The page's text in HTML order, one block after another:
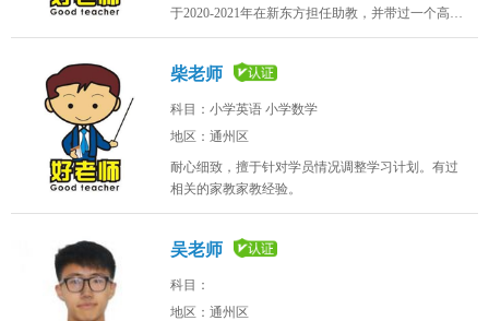
于2020-2021年在新东方担任助教，并带过一个高三
学生，受到家长好评
柴老师
科目：小学英语 小学数学
地区：通州区
耐心细致，擅于针对学员情况调整学习计划。有过
相关的家教家教经验。
吴老师
科目：
地区：通州区